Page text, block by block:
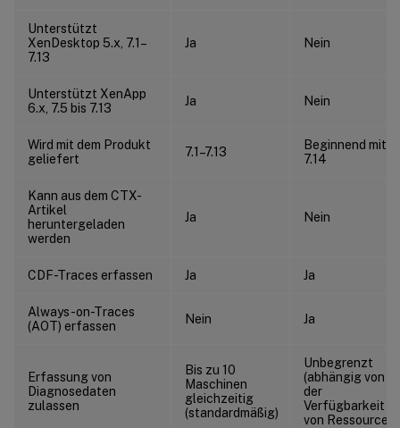
Unterstützt
XenDesktop 5.x, 7.1–
7.13
Ja Nein
Unterstützt XenApp
6.x, 7.5 bis 7.13
Ja Nein
Wird mit dem Produkt
geliefert
7.1–7.13
Beginnend mit
7.14
Kann aus dem CTX-
Artikel
heruntergeladen
werden
Ja Nein
CDF-Traces erfassen Ja Ja
Always-on-Traces
(AOT) erfassen
Nein Ja
Erfassung von
Diagnosedaten
zulassen
Bis zu 10
Maschinen
gleichzeitig
(standardmäßig)
Unbegrenzt
(abhängig von
der
Verfügbarkeit
von Ressourcen)